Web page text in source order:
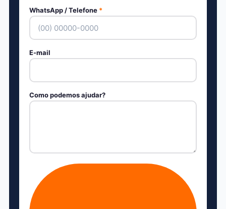
WhatsApp / Telefone *
E-mail
Como podemos ajudar?